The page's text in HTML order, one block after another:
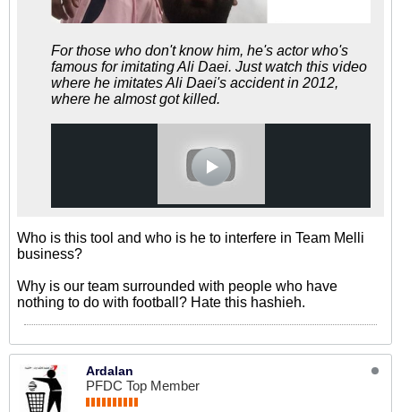
For those who don't know him, he's actor who's
famous for imitating Ali Daei. Just watch this video
where he imitates Ali Daei's accident in 2012,
where he almost got killed.
Who is this tool and who is he to interfere in Team Melli
business?
Why is our team surrounded with people who have
nothing to do with football? Hate this hashieh.
Ardalan
PFDC Top Member